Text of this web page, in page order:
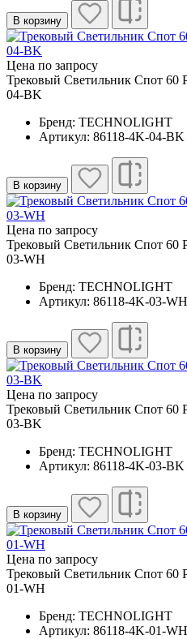
В корзину
Цена по запросу
Трековый Светильник Спот 60
04-BK
Бренд: TECHNOLIGHT
Артикул: 86118-4K-04-BK
В корзину
Цена по запросу
Трековый Светильник Спот 60
03-WH
Бренд: TECHNOLIGHT
Артикул: 86118-4K-03-WH
В корзину
Цена по запросу
Трековый Светильник Спот 60
03-BK
Бренд: TECHNOLIGHT
Артикул: 86118-4K-03-BK
В корзину
Цена по запросу
Трековый Светильник Спот 60
01-WH
Бренд: TECHNOLIGHT
Артикул: 86118-4K-01-WH